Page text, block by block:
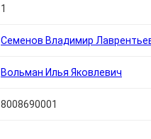
1
Семенов Владимир
Вольман Илья Яковлевич
8008690001